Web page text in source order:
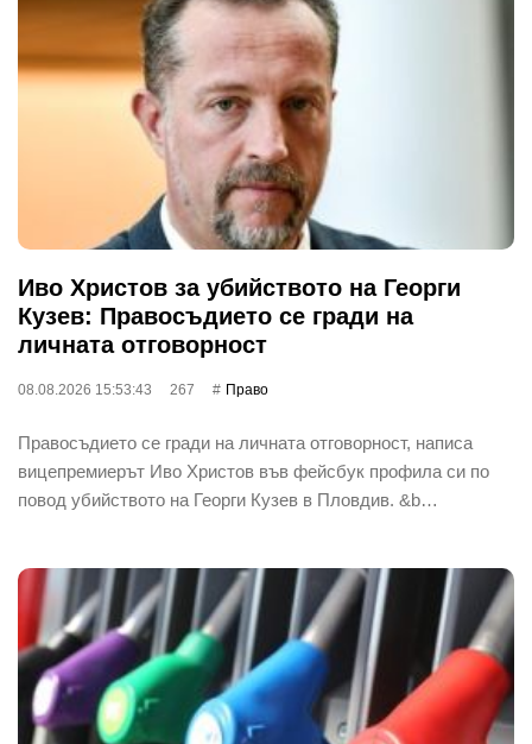
Иво Христов за убийството на Георги
Кузев: Правосъдието се гради на
личната отговорност
08.08.2026 15:53:43 267 Право
Правосъдието се гради на личната отговорност, написа
вицепремиерът Иво Христов във фейсбук профила си по
повод убийството на Георги Кузев в Пловдив. &b…